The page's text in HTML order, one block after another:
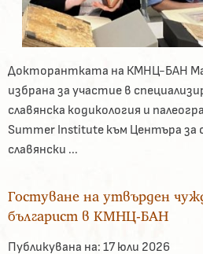
Докторантката на КМНЦ-БАН
избрана за участие в
славянска кодикология и
Summer Institute към Центъра за
славянски ...
Гостуване на утвърден
българист в КМНЦ-БАН
Публикувана на: 17 юли 2026